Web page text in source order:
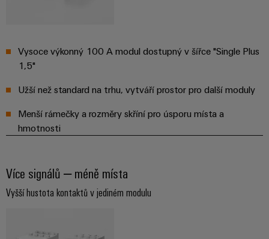
Vysoce výkonný 100 A modul dostupný v šířce "Single Plus
1,5"
Užší než standard na trhu, vytváří prostor pro další moduly
Menší rámečky a rozměry skříní pro úsporu místa a
hmotnosti
Více signálů – méně místa
Vyšší hustota kontaktů v jediném modulu